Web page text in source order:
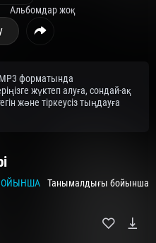
Альбомдар жоқ
MP3 форматында
жүктеп алуға, сондай-ақ
және тіркеусіз тыңдауға
Танымалдығы бойынша